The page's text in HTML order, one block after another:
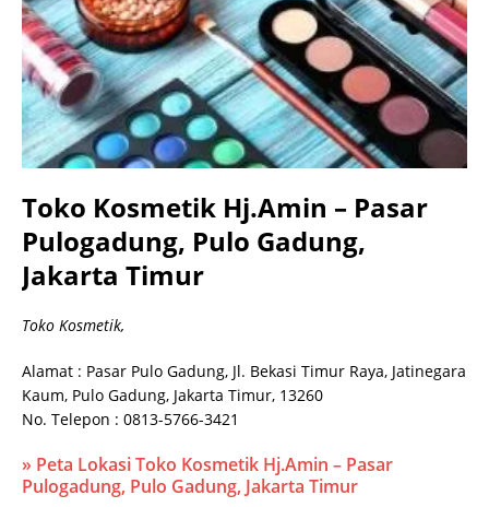
Toko Kosmetik Hj.Amin – Pasar
Pulogadung, Pulo Gadung,
Jakarta Timur
Toko Kosmetik,
Alamat : Pasar Pulo Gadung, Jl. Bekasi Timur Raya, Jatinegara
Kaum, Pulo Gadung, Jakarta Timur, 13260
No. Telepon : 0813-5766-3421
» Peta Lokasi Toko Kosmetik Hj.Amin – Pasar
Pulogadung, Pulo Gadung, Jakarta Timur